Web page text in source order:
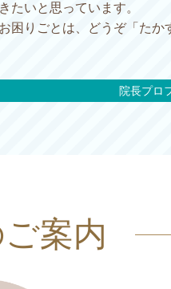
たいと思っています。
困りごとは、どうぞ「た
院長プロ
案内